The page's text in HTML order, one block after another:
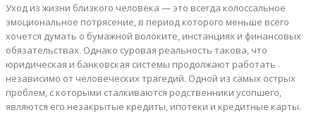
Уход из жизни близкого человека — это всегда колоссальное
эмоциональное потрясение, в период которого меньше всего
хочется думать о бумажной волоките, инстанциях и финансовых
обязательствах. Однако суровая реальность такова, что
юридическая и банковская системы продолжают работать
независимо от человеческих трагедий. Одной из самых острых
проблем, с которыми сталкиваются родственники усопшего,
являются его незакрытые кредиты, ипотеки и кредитные карты.